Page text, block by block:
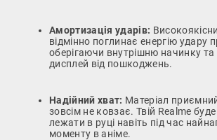
Амортизація ударів:
відмінно поглинає енергію удару
оберігаючи внутрішню начинку та
дисплей від пошкоджень.
Надійний хват: Матеріал
зовсім не ковзає. Твій Realme
лежати в руці навіть під час
моменту в аніме.